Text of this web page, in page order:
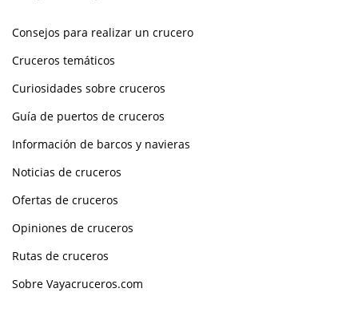
Consejos para realizar un crucero
Cruceros temáticos
Curiosidades sobre cruceros
Guía de puertos de cruceros
Información de barcos y navieras
Noticias de cruceros
Ofertas de cruceros
Opiniones de cruceros
Rutas de cruceros
Sobre Vayacruceros.com